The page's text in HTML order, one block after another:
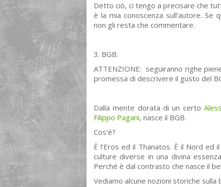
Detto ciò, ci tengo a precisare che
è la mia conoscenza sull’autore. Se
non gli resta che commentare.
3. BGB.
ATTENZIONE: seguiranno righe
promessa di descrivere il gusto del
Dalla mente dorata di un certo
Filippo Pagani, nasce il BGB.
Cos’è?
È l’Eros ed il Thanatos. È il Nord ed
culture diverse in una divina
Perché è dal contrasto che nasce il
Vediamo alcune nozioni storiche sulla